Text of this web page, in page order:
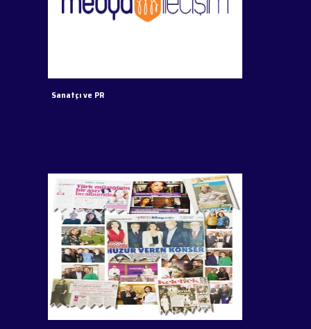
Sanatçı ve PR